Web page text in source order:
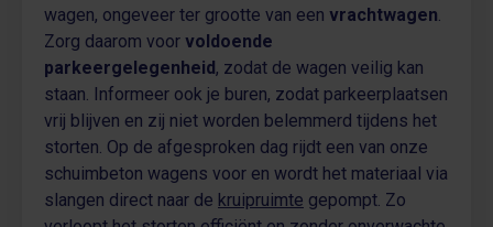
wagen, ongeveer ter grootte van een vrachtwagen
Zorg daarom voor voldoende
parkeergelegenheid, zodat de wagen veilig kan
staan. Informeer ook je buren, zodat parkeerplaatsen
vrij blijven en zij niet worden belemmerd tijdens het
storten. Op de afgesproken dag rijdt een van onze
schuimbeton wagens voor en wordt het materiaal via
slangen direct naar de kruipruimte gepompt. Zo